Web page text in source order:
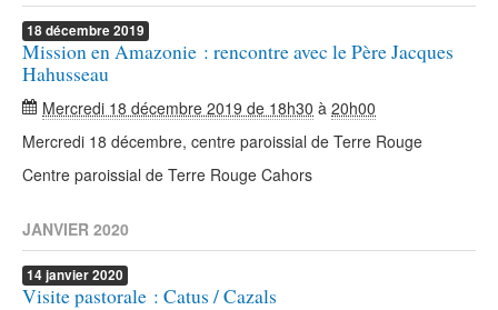
18décembre2019
Mission en Amazonie : rencontre avec le Père Jacques
Hahusseau
Mercredi 18 décembre 2019 de 18h30 à 20h00
Mercredi 18 décembre, centre paroissial de Terre Rouge
Centre paroissial de Terre Rouge Cahors
JANVIER 2020
14janvier2020
Visite pastorale : Catus / Cazals